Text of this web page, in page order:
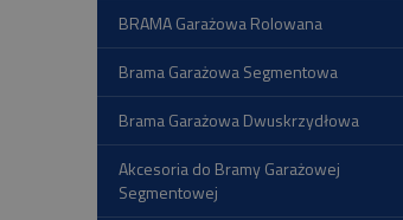
BRAMA Garażowa Rolowana
Brama Garażowa Segmentowa
Brama Garażowa Dwuskrzydłowa
Akcesoria do Bramy Garażowej
Segmentowej